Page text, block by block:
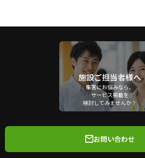
施設ご担当者様へ
集客にお悩みなら、
サービス掲載を
検討してみませんか？
お問い合わせ